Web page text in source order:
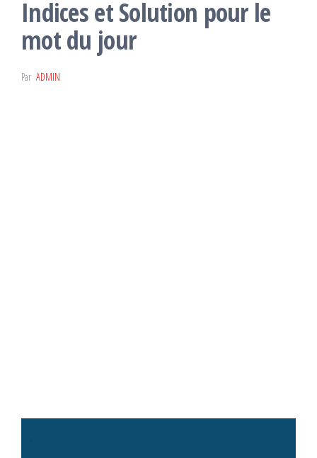
Indices et Solution pour le
mot du jour
Par ADMIN